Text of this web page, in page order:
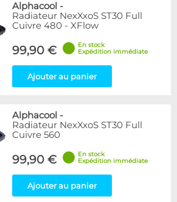
Alphacool -
Radiateur NexXxoS ST30 Full
Cuivre 480 - XFlow
99,90 €
En stock
Expédition immédiate
Ajouter au panier
Alphacool -
Radiateur NexXxoS ST30 Full
Cuivre 560
99,90 €
En stock
Expédition immédiate
Ajouter au panier